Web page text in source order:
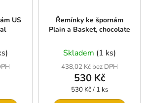
US
Řemínky ke špornám
Plain a Basket, chocolate
Skladem (1 ks)
438,02 Kč bez DPH
530 Kč
Měrná
cena:
530 Kč / 1 ks